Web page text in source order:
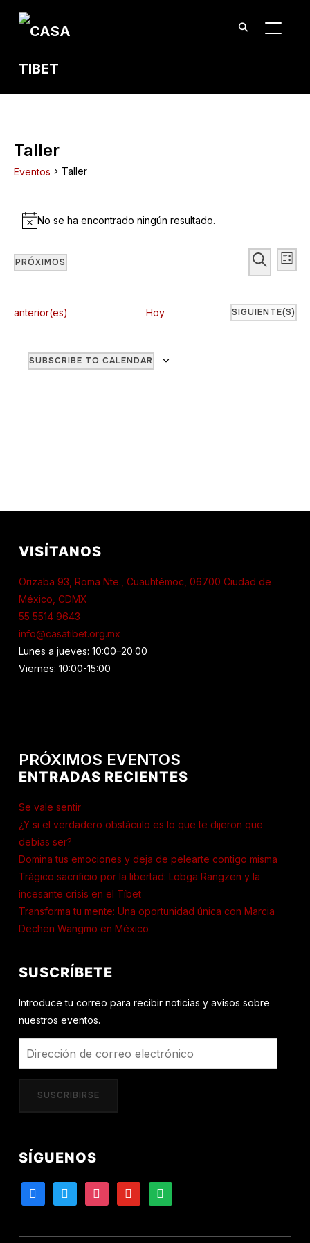
Taller
Eventos Taller
Eventos
Notice
No se ha encontrado ningún resultado.
y
de
BUSCAR
de
de
LISTA
PRÓXIMOS
Eventos
anterior(es) Hoy EVENTOS
SIGUIENTE(S)
SUBSCRIBE TO CALENDAR
VISÍTANOS
Orizaba 93, Roma Nte., Cuauhtémoc, 06700 Ciudad de
México, CDMX
55 5514 9643
info@casatibet.org.mx
Lunes a jueves: 10:00–20:00
Viernes: 10:00-15:00
PRÓXIMOS EVENTOS
ENTRADAS RECIENTES
Se vale sentir
¿Y si el verdadero obstáculo es lo que te dijeron que
debías ser?
Domina tus emociones y deja de pelearte contigo misma
Trágico sacrificio por la libertad: Lobga Rangzen y la
incesante crisis en el Tíbet
Transforma tu mente: Una oportunidad única con Marcia
Dechen Wangmo en México
SUSCRÍBETE
Introduce tu correo para recibir noticias y avisos sobre
nuestros eventos.
correo
electrónico
SUSCRIBIRSE
SÍGUENOS
facebooktwitter instagramyoutube spotify